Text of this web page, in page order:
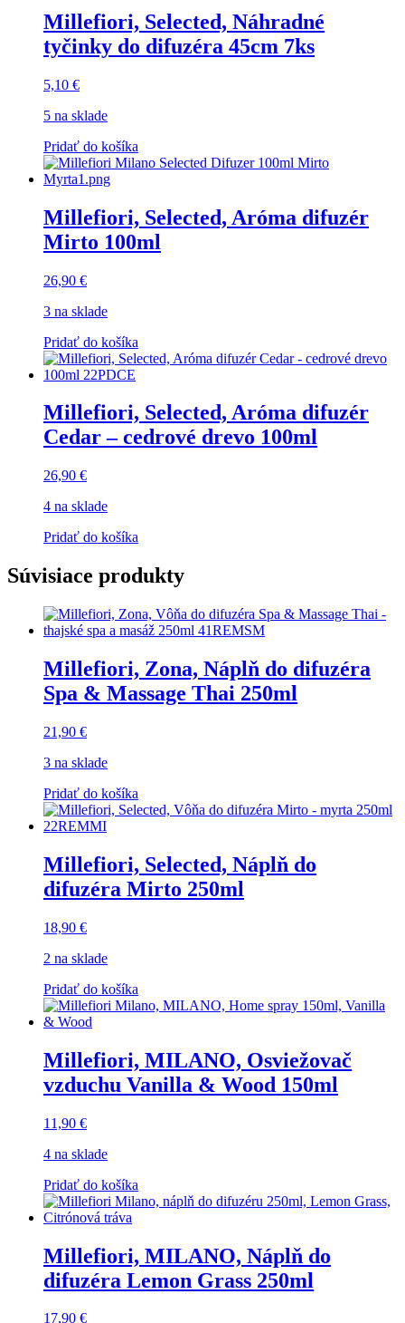
Millefiori, Selected, Náhradné
tyčinky do difuzéra 45cm 7ks
5,10 €
5 na sklade
Pridať do košíka
Millefiori, Selected, Aróma difuzér
Mirto 100ml
26,90 €
3 na sklade
Pridať do košíka
Millefiori, Selected, Aróma difuzér
Cedar – cedrové drevo 100ml
26,90 €
4 na sklade
Pridať do košíka
Súvisiace produkty
Millefiori, Zona, Náplň do difuzéra
Spa & Massage Thai 250ml
21,90 €
3 na sklade
Pridať do košíka
Millefiori, Selected, Náplň do
difuzéra Mirto 250ml
18,90 €
2 na sklade
Pridať do košíka
Millefiori, MILANO, Osviežovač
vzduchu Vanilla & Wood 150ml
11,90 €
4 na sklade
Pridať do košíka
Millefiori, MILANO, Náplň do
difuzéra Lemon Grass 250ml
17,90 €